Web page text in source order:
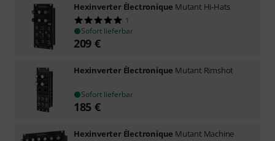
Hexinverter Électronique Mutant Hi-Hats
1
Sofort lieferbar
209 €
Hexinverter Électronique Mutant Rimshot
Sofort lieferbar
185 €
Hexinverter Électronique Mutant Machine